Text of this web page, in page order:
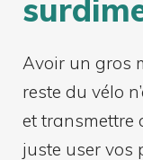
Avoir un gros
reste du vélo
et transmettre
juste user vos